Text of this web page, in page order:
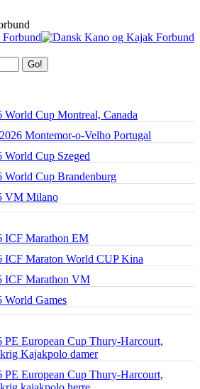
World Cup Montreal, Canada
Montemor-o-Velho Portugal
World Cup Szeged
World Cup Brandenburg
VM Milano
ICF Marathon EM
ICF Maraton World CUP Kina
ICF Marathon VM
World Games
PE European Cup Thury-Harcourt,
Kajakpolo damer
PE European Cup Thury-Harcourt,